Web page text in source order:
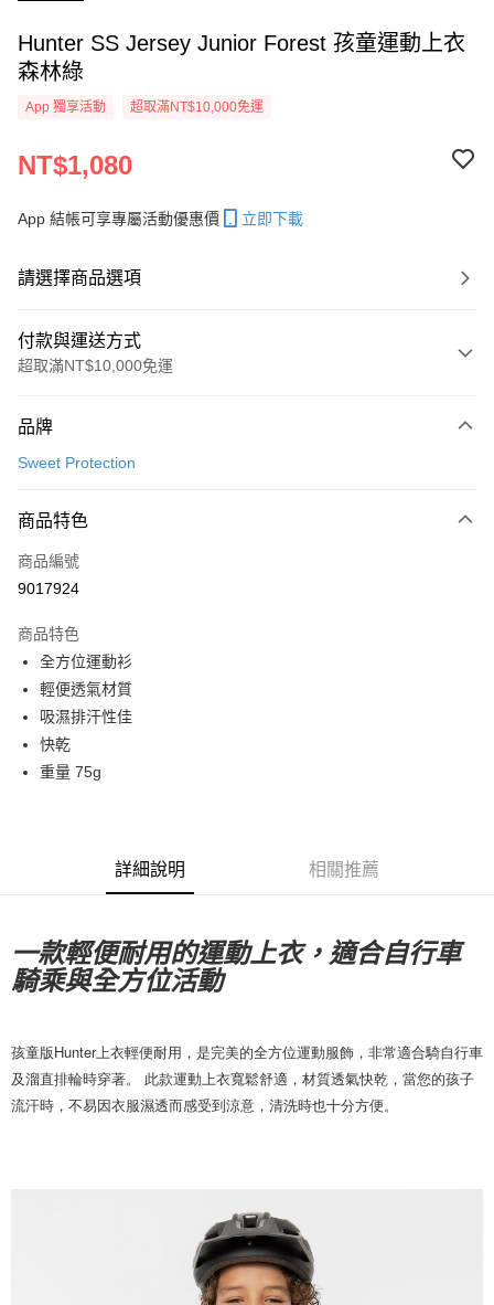
Hunter SS Jersey Junior Forest 孩童運動上衣
森林綠
App 獨享活動 超取滿NT$10,000免運
NT$1,080
App 結帳可享專屬活動優惠價 立即下載
請選擇商品選項
付款與運送方式
超取滿NT$10,000免運
信用卡一次付款
LINE Pay
Apple Pay
運送方式
全家店到店
每筆NT$80，滿NT$10,000(含以上)免運費
付款後全家取貨
每筆NT$80，滿NT$10,000(含以上)免運費
每筆NT$80，滿NT$10,000(含以上)免運費
宅配
品牌
Sweet Protection
商品特色
商品編號
9017924
商品特色
全方位運動衫
輕便透氣材質
吸濕排汗性佳
快乾
重量 75g
詳細說明 相關推薦
一款輕便耐用的運動上衣，適合自行車
騎乘與全方位活動
孩童版Hunter上衣輕便耐用，是完美的全方位運動服飾，非常適合騎自行車
及溜直排輪時穿著。 此款運動上衣寬鬆舒適，材質透氣快乾，當您的孩子
流汗時，不易因衣服濕透而感受到涼意，清洗時也十分方便。